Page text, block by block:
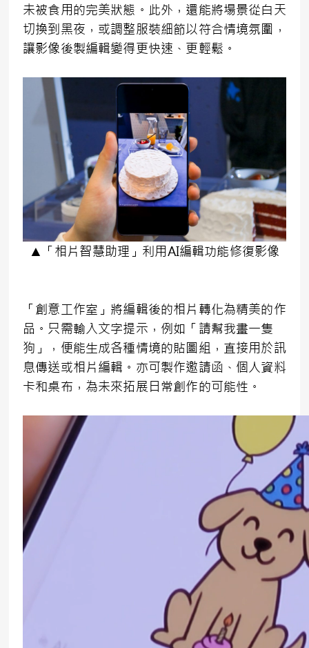
未被食用的完美狀態。此外，還能將場景從白天
切換到黑夜，或調整服裝細節以符合情境氛圍，
讓影像後製編輯變得更快速、更輕鬆。
▲「相片智慧助理」利用AI編輯功能修復影像
「創意工作室」將編輯後的相片轉化為精美的作
品。只需輸入文字提示，例如「請幫我畫一隻
狗」，便能生成各種情境的貼圖組，直接用於訊
息傳送或相片編輯。亦可製作邀請函、個人資料
卡和桌布，為未來拓展日常創作的可能性。